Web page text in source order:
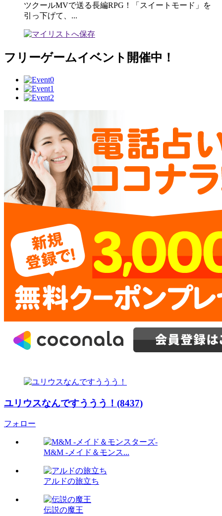
ツクールMVで送る長編RPG！「スイートモード」を
引っ下げて、...
フリーゲームイベント開催中！
ユリウスなんですううう！(8437)
フォロー
M&M -メイド＆モンス...
アルドの旅立ち
伝説の魔王